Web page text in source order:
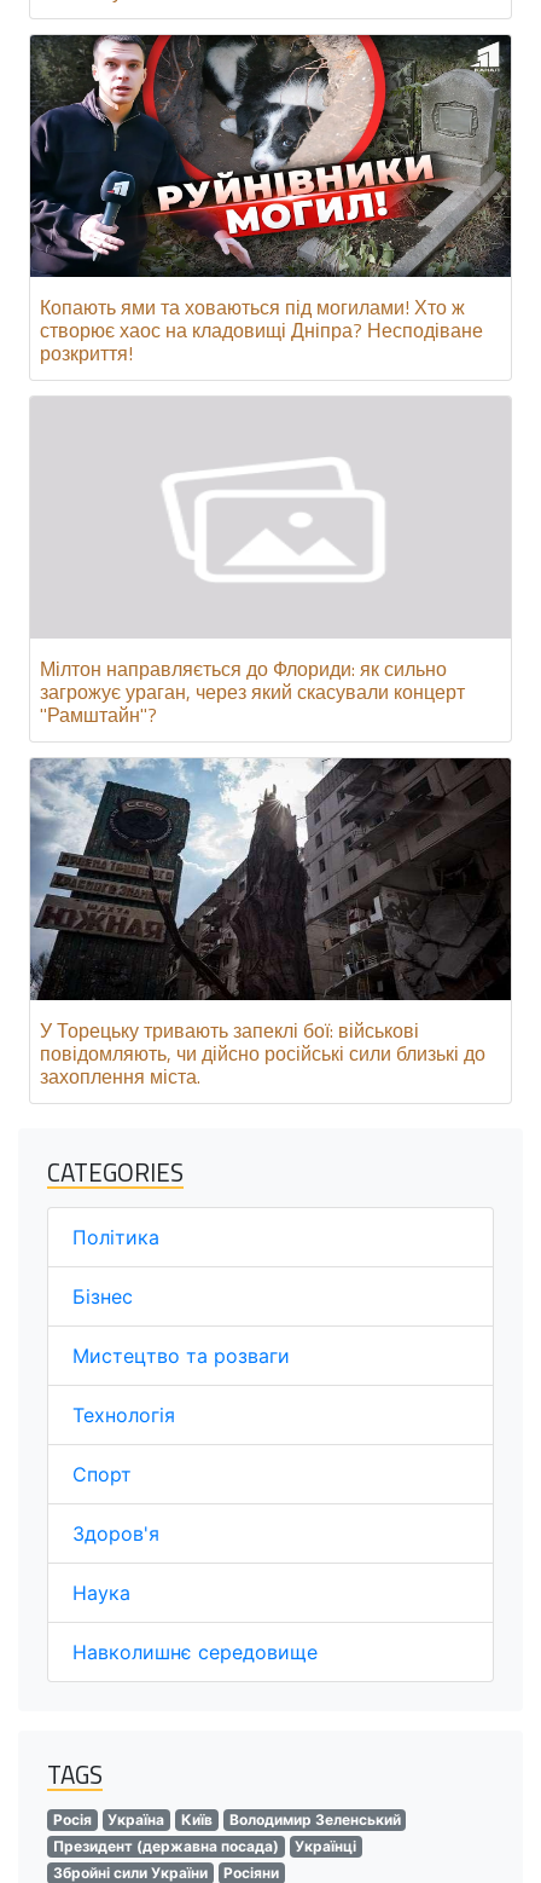
Копають ями та ховаються під могилами! Хто ж
створює хаос на кладовищі Дніпра? Несподіване
розкриття!
Мілтон направляється до Флориди: як сильно
загрожує ураган, через який скасували концерт
"Рамштайн"?
У Торецьку тривають запеклі бої: військові
повідомляють, чи дійсно російські сили близькі до
захоплення міста.
CATEGORIES
Політика
Бізнес
Мистецтво та розваги
Технологія
Спорт
Здоров'я
Наука
Навколишнє середовище
TAGS
Росія Україна Київ
Володимир Зеленський
Президент (державна посада)
Українці
Збройні сили України
Росіяни